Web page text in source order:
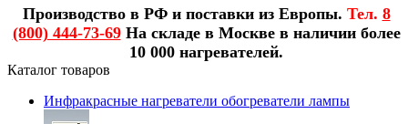
Производство в РФ и поставки из Европы. Тел. 8
(800) 444-73-69На складе в Москве в наличии более
10 000 нагревателей.
Каталог товаров
Инфракрасные нагреватели обогреватели лампы